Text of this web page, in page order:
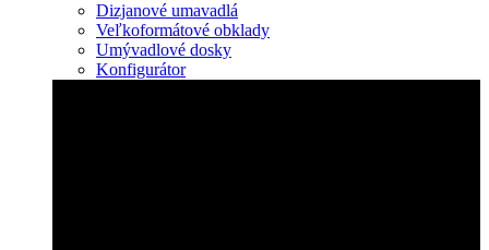
Dizjanové umavadlá
Veľkoformátové obklady
Umývadlové dosky
Konfigurátor